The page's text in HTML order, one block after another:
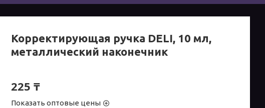
Корректирующая ручка DELI, 10 мл,
металлический наконечник
225 ₸
Показать оптовые цены